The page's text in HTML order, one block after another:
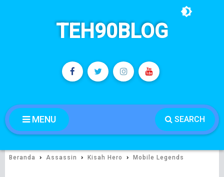
TEH90BLOG
SEARCH
MENU
Beranda › Assassin › Kisah Hero › Mobile Legends